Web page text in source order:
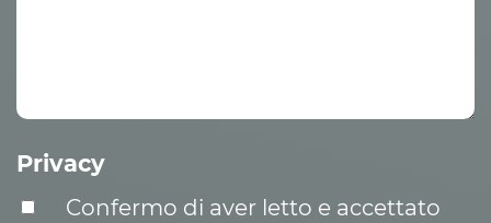
Privacy
Confermo di aver letto e accettato